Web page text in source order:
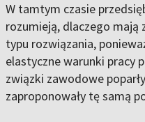
W tamtym czasie
rozumieją, dlaczego
typu rozwiązania,
elastyczne warunki pracy
związki zawodowe
zaproponowały tę samą